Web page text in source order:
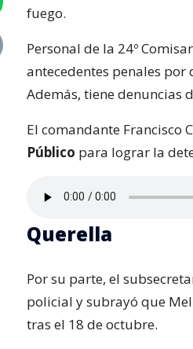
fuego.
Personal de la 24º
antecedentes penales por
Además, tiene
El comandante Francisco
Público para lograr la
Querella
Por su parte, el
policial y subrayó que
tras el 18 de octubre.